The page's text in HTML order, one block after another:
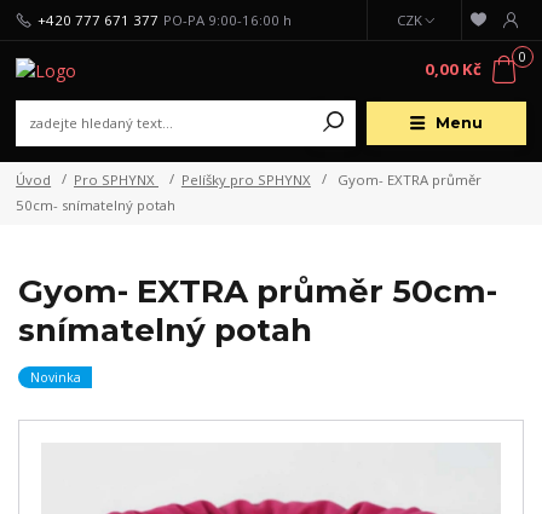
Menu
CZK
+420 777 671 377 PO-PA 9:00-16:00 h
0
0,00 Kč
Úvod Pro SPHYNX Pelíšky pro SPHYNX
Gyom- EXTRA průměr
50cm- snímatelný potah
Gyom- EXTRA průměr 50cm-
snímatelný potah
Novinka